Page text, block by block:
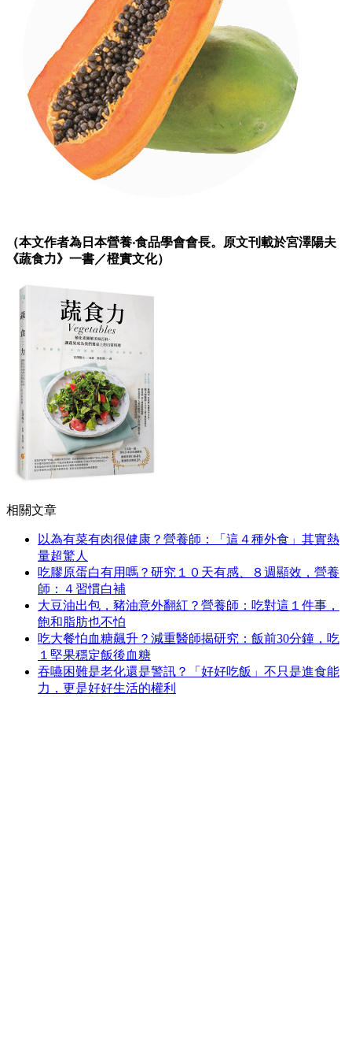
（本文作者為日本營養‧食品學會會長。原文刊載於宮澤陽夫
《蔬食力》一書／橙實文化）
相關文章
以為有菜有肉很健康？營養師：「這４種外食」其實熱
量超驚人
吃膠原蛋白有用嗎？研究１０天有感、８週顯效，營養
師：４習慣白補
大豆油出包，豬油意外翻紅？營養師：吃對這１件事，
飽和脂肪也不怕
吃大餐怕血糖飆升？減重醫師揭研究：飯前30分鐘，吃
１堅果穩定飯後血糖
吞嚥困難是老化還是警訊？「好好吃飯」不只是進食能
力，更是好好生活的權利